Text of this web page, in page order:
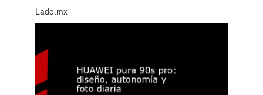
Lado.mx